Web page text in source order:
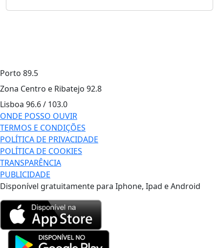
Porto 89.5
Zona Centro e Ribatejo 92.8
Lisboa 96.6 / 103.0
ONDE POSSO OUVIR
TERMOS E CONDIÇÕES
POLÍTICA DE PRIVACIDADE
POLÍTICA DE COOKIES
TRANSPARÊNCIA
PUBLICIDADE
Disponível gratuitamente para Iphone, Ipad e Android